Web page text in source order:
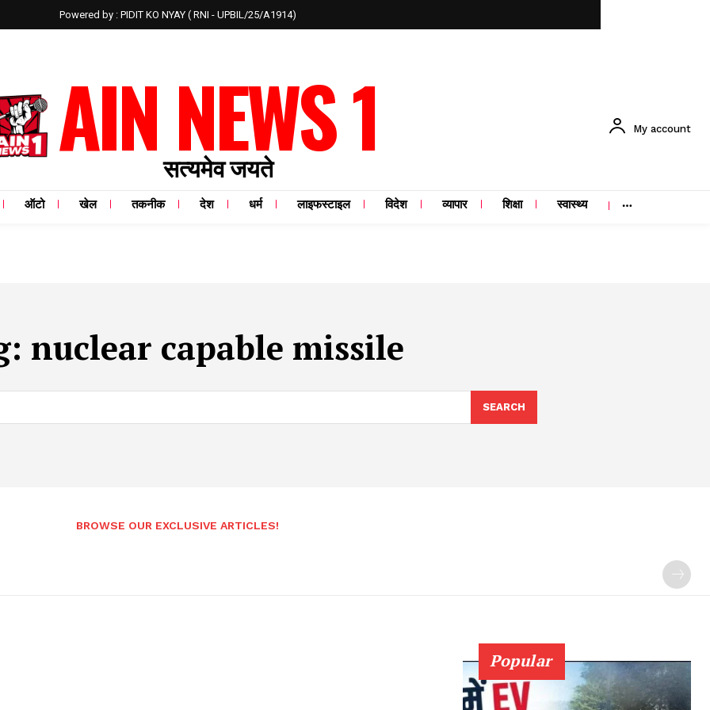
Powered by : PIDIT KO NYAY ( RNI - UPBIL/25/A1914)
AIN NEWS 1
सत्यमेव जयते
My account
ऑटो खेल तकनीक देश धर्म लाइफस्टाइल विदेश व्यापार शिक्षा स्वास्थ्य
nuclear capable missile
SEARCH
BROWSE OUR EXCLUSIVE ARTICLES!
Popular